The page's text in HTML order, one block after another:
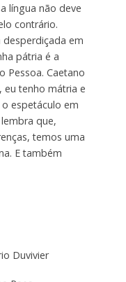
língua não deve
contrário.
em
pátria é a
Pessoa. Caetano
eu tenho mátria e
espetáculo em
que,
temos uma
E também
Duvivier